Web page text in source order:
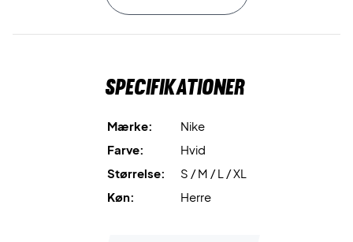
Opdateret sømdesign frigør skuldrene og giver fuld
bevægelsesfrihed i serv og slag.
Specifikationer
Mærke:
Nike
Farve:
Hvid
Størrelse:
S / M / L / XL
Køn:
Herre